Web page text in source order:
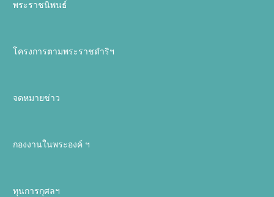
พระราชนิพนธ์
โครงการตามพระราชดำริฯ
จดหมายข่าว
กองงานในพระองค์ ฯ
ทุนการกุศลฯ